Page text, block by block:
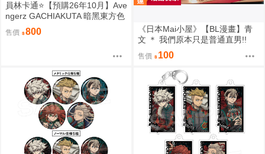
員林卡通⭐️【預購26年10月】Ave
ngerz GACHIAKUTA 暗黑東方色
彩 插圖卡片收藏集 中盒 0814
售價 800
《日本Mai小屋》【BL漫畫】青
文 ＊ 我們原本只是普通直男!!
(全) ＊ 作者：tomomo
售價 100